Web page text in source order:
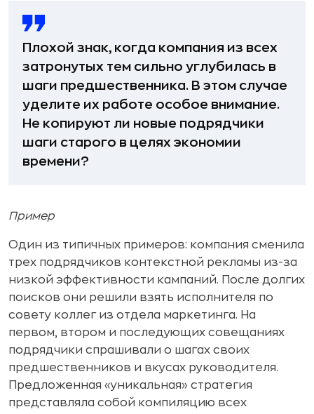
Плохой знак, когда компания из всех
затронутых тем сильно углубилась в
шаги предшественника. В этом случае
уделите их работе особое внимание.
Не копируют ли новые подрядчики
шаги старого в целях экономии
времени?
Пример
Один из типичных примеров: компания сменила
трех подрядчиков контекстной рекламы из-за
низкой эффективности кампаний. После долгих
поисков они решили взять исполнителя по
совету коллег из отдела маркетинга. На
первом, втором и последующих совещаниях
подрядчики спрашивали о шагах своих
предшественников и вкусах руководителя.
Предложенная «уникальная» стратегия
представляла собой компиляцию всех